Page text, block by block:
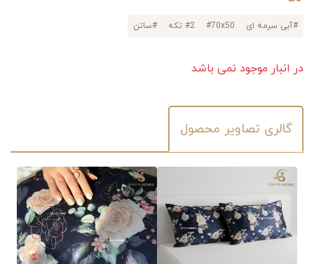
#آبی سرمه ای #70x50 #2 تکه #ساتن
در انبار موجود نمی باشد
گالری تصاویر محصول